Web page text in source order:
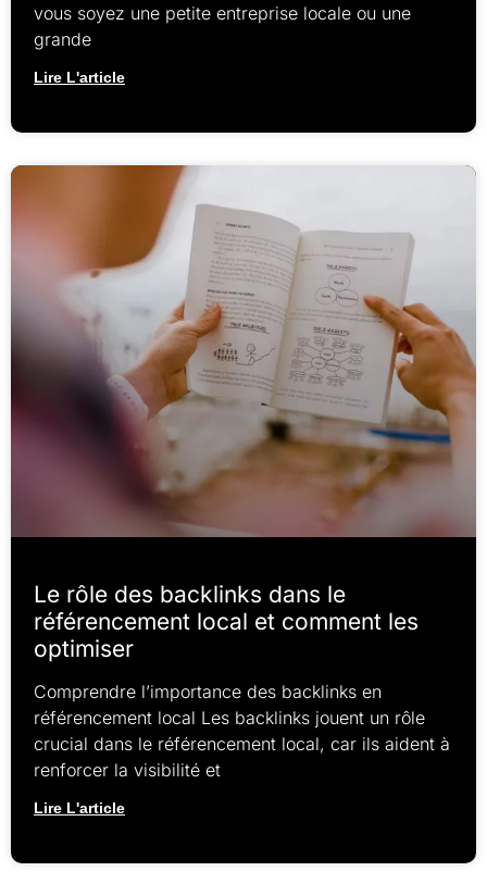
vous soyez une petite entreprise locale ou une
grande
Lire L'article
Le rôle des backlinks dans le
référencement local et comment les
optimiser
Comprendre l’importance des backlinks en
référencement local Les backlinks jouent un rôle
crucial dans le référencement local, car ils aident à
renforcer la visibilité et
Lire L'article